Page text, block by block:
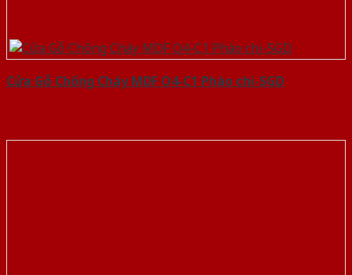
Cửa Gỗ Chống Cháy MDF O4-C1 Phào chi-SGD